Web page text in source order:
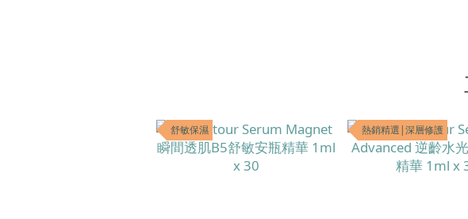
舒敏保濕 熱銷精選|深層修護